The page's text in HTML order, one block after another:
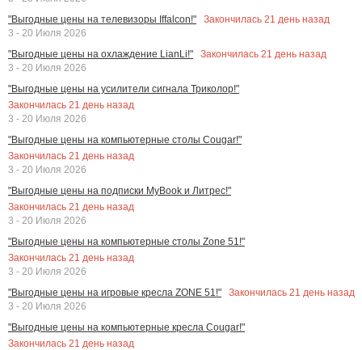
"Выгодные цены на телевизоры Iffalcon!"
Закончилась 21 день назад
3 - 20 Июля 2026
"Выгодные цены на охлаждение LianLi!"
Закончилась 21 день назад
3 - 20 Июля 2026
"Выгодные цены на усилители сигнала Триколор!"
Закончилась 21 день назад
3 - 20 Июля 2026
"Выгодные цены на компьютерные столы Cougar!"
Закончилась 21 день назад
3 - 20 Июля 2026
"Выгодные цены на подписки MyBook и Литрес!"
Закончилась 21 день назад
3 - 20 Июля 2026
"Выгодные цены на компьютерные столы Zone 51!"
Закончилась 21 день назад
3 - 20 Июля 2026
"Выгодные цены на игровые кресла ZONE 51!"
Закончилась 21 день назад
3 - 20 Июля 2026
"Выгодные цены на компьютерные кресла Cougar!"
Закончилась 21 день назад